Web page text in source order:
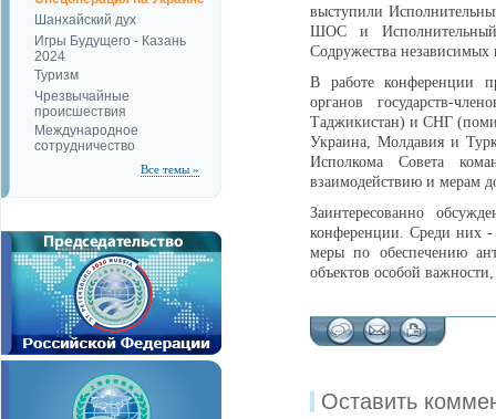
Шанхайский дух
Игры Будущего - Казань
2024
Туризм
Чрезвычайные
происшествия
Международное
сотрудничество
Все темы »
выступили
ШОС и Исполнительный
Содружества независимых
В работе конференции
органов государств-
Таджикистан) и СНГ
Украина, Молдавия и
Исполкома Совета
взаимодействию и мерам
Заинтересованно
конференции. Среди них -
меры по обеспечению
объектов особой
Оставить